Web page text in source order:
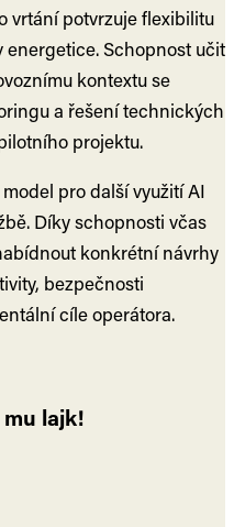
vrtání potvrzuje flexibilitu
Schopnost učit
kontextu se
a řešení technických
projektu.
pro další využití AI
Díky schopnosti včas
konkrétní návrhy
bezpečnosti
cíle operátora.
lajk!